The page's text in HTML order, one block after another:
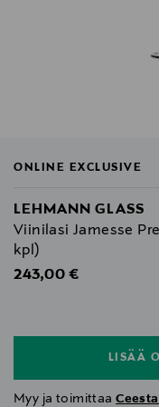
ONLINE EXCLUSIVE
LEHMANN GLASS
Viinilasi Jamesse
kpl)
Original Price
243,00 €
LISÄÄ
Myy ja toimittaa